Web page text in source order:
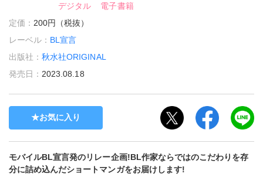
デジタル
電子書籍
定価： 200円（税抜）
レーベル： BL宣言
出版社：秋水社ORIGINAL
発売日： 2023.08.18
お気に入り
モバイルBL宣言発のリレー企画!BL作家ならではのこだわりを存
分に詰め込んだショートマンガをお届けします!